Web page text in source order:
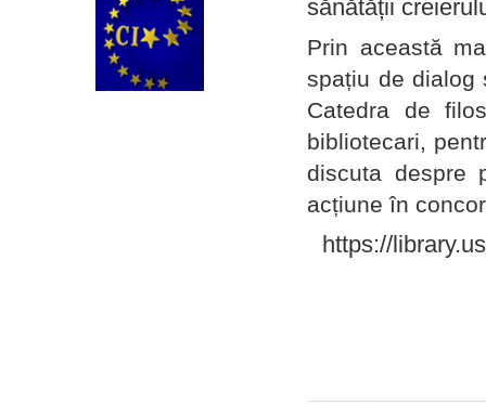
sănătății
Prin această
spațiu de dialog
Catedra de
bibliotecari,
discuta despre
acțiune în
https://